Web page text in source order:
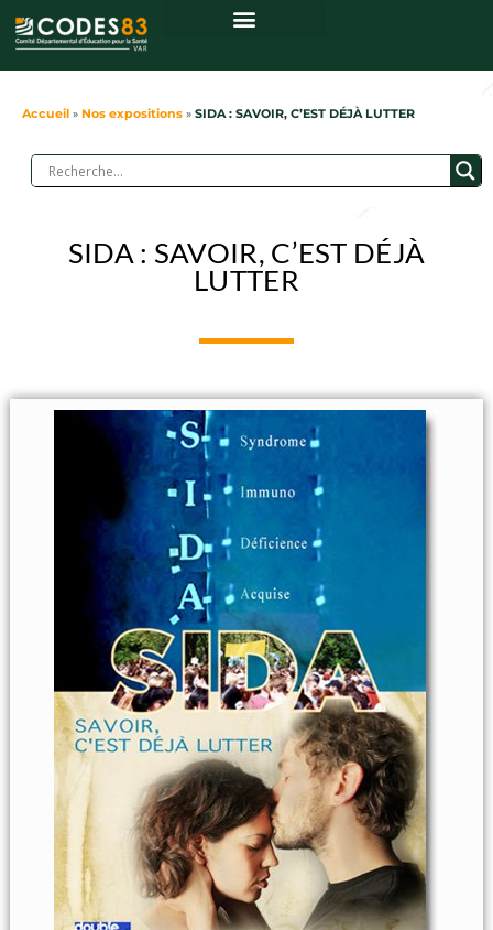
Accueil » Nos expositions » SIDA : SAVOIR, C’EST DÉJÀ LUTTER
SIDA : SAVOIR, C’EST DÉJÀ
LUTTER